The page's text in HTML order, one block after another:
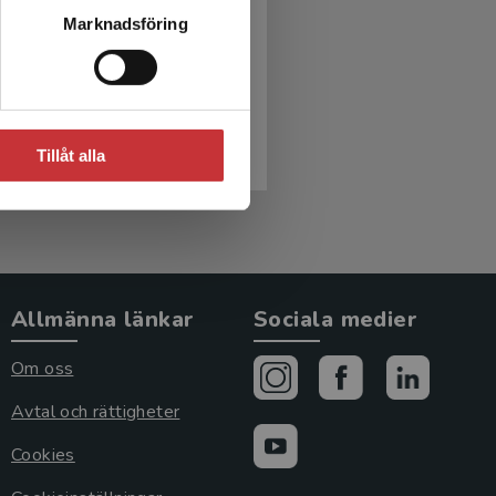
Marknadsföring
Tillåt alla
vård
B - Ternestedt, B-M
441 kr
Allmänna länkar
Om oss
Avtal och rättigheter
Cookies
Sociala medier